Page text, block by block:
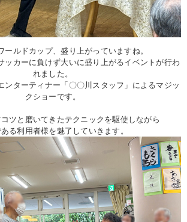
ールドカップ、盛り上がっていますね。
ッカーに負けず大いに盛り上がるイベントが行わ
れました。
ンターティナー「〇〇川スタッフ」によるマジッ
クショーです。
ツと磨いてきたテクニックを駆使しながら
る利用者様を魅了していきます。